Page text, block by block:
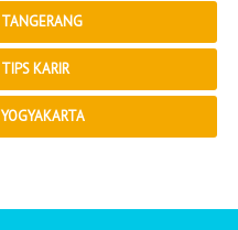
TANGERANG
TIPS KARIR
YOGYAKARTA